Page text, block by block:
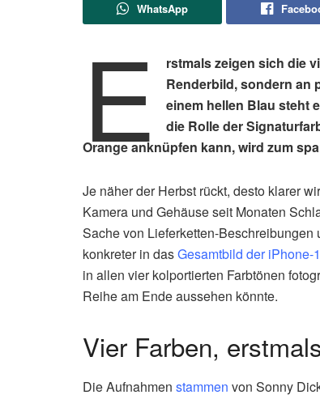
WhatsApp
E
rstmals zeigen sich die
Renderbild, sondern an
einem hellen Blau steht
die Rolle der
Orange anknüpfen kann, wird zum
Je näher der Herbst rückt, desto klarer
Kamera und Gehäuse seit Monaten
Sache von Lieferketten-
konkreter in dasGesamtbild der iPhone-
in allen vier kolportierten Farbtönen
Reihe am Ende aussehen könnte.
Vier Farben,
Die Aufnahmen stammen von Sonny